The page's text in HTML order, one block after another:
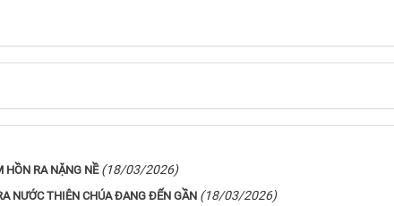
HỒN RA NẶNG NỀ (18/03/2026)
NƯỚC THIÊN CHÚA ĐANG ĐẾN GẦN (18/03/2026)